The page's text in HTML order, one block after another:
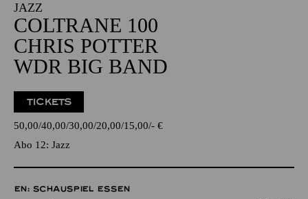
JAZZ
COLTRANE 100
CHRIS POTTER
WDR BIG BAND
TICKETS
50,00 40,00 30,00 20,00 15,00 - €
Abo 12: Jazz
EN: SCHAUSPIEL ESSEN